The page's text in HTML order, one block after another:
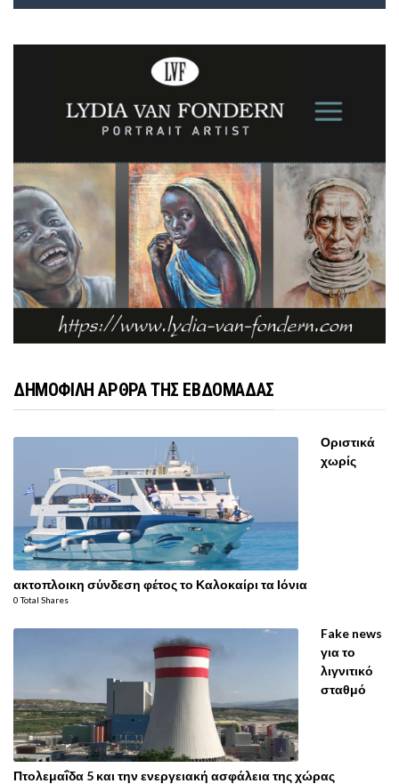
ΔΗΜΟΦΙΛΗ ΑΡΘΡΑ ΤΗΣ ΕΒΔΟΜΑΔΑΣ
Οριστικά
χωρίς
ακτοπλοικη σύνδεση φέτος το Καλοκαίρι τα Ιόνια
0 Total Shares
Fake news
για το
λιγνιτικό
σταθμό
Πτολεμαΐδα 5 και την ενεργειακή ασφάλεια της χώρας